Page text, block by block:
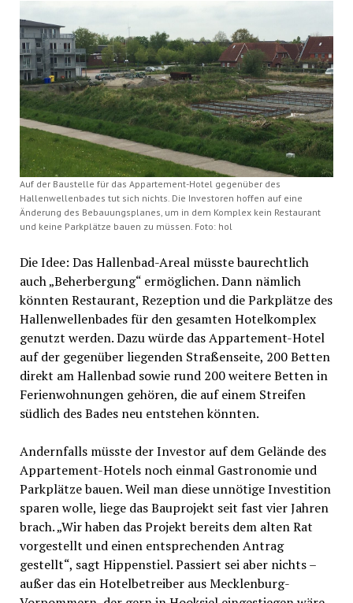
Auf der Baustelle für das Appartement-Hotel gegenüber des
Hallenwellenbades tut sich nichts. Die Investoren hoffen auf eine
Änderung des Bebauungsplanes, um in dem Komplex kein Restaurant
und keine Parkplätze bauen zu müssen. Foto: hol
Die Idee: Das Hallenbad-Areal müsste baurechtlich
auch „Beherbergung“ ermöglichen. Dann nämlich
könnten Restaurant, Rezeption und die Parkplätze des
Hallenwellenbades für den gesamten Hotelkomplex
genutzt werden. Dazu würde das Appartement-Hotel
auf der gegenüber liegenden Straßenseite, 200 Betten
direkt am Hallenbad sowie rund 200 weitere Betten in
Ferienwohnungen gehören, die auf einem Streifen
südlich des Bades neu entstehen könnten.
Andernfalls müsste der Investor auf dem Gelände des
Appartement-Hotels noch einmal Gastronomie und
Parkplätze bauen. Weil man diese unnötige Investition
sparen wolle, liege das Bauprojekt seit fast vier Jahren
brach. „Wir haben das Projekt bereits dem alten Rat
vorgestellt und einen entsprechenden Antrag
gestellt“, sagt Hippenstiel. Passiert sei aber nichts –
außer das ein Hotelbetreiber aus Mecklenburg-